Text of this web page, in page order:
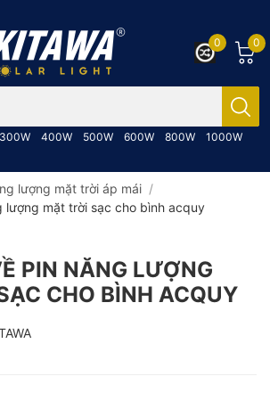
300W 400W 500W 600W 800W 1000W
0
0
lượng mặt trời áp mái /
lượng mặt trời sạc cho bình acquy
PIN NĂNG LƯỢNG
CHO BÌNH ACQUY